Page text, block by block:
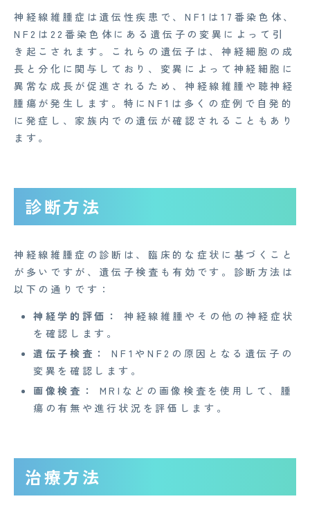
神経線維腫症は遺伝性疾患で、NF1は17番染色体、
NF2は22番染色体にある遺伝子の変異によって引
き起こされます。これらの遺伝子は、神経細胞の成
長と分化に関与しており、変異によって神経細胞に
異常な成長が促進されるため、神経線維腫や聴神経
腫瘍が発生します。特にNF1は多くの症例で自発的
に発症し、家族内での遺伝が確認されることもあり
ます。
診断方法
神経線維腫症の診断は、臨床的な症状に基づくこと
が多いですが、遺伝子検査も有効です。診断方法は
以下の通りです：
神経学的評価：
神経線維腫やその他の神経症状
を確認します。
遺伝子検査：
NF1やNF2の原因となる遺伝子の
変異を確認します。
画像検査：
MRIなどの画像検査を使用して、腫
瘍の有無や進行状況を評価します。
治療方法
CONTACT
AGAメディア
お知らせ
Mente for Biz [メンテ]
Z産業医事務所
キャリア・インターン
個人情報保護方針
特定商取引法に基づく表記